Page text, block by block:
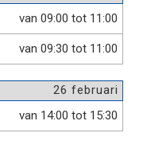
van 09:00 tot 11:00
van 09:30 tot 11:00
26 februari
van 14:00 tot 15:30